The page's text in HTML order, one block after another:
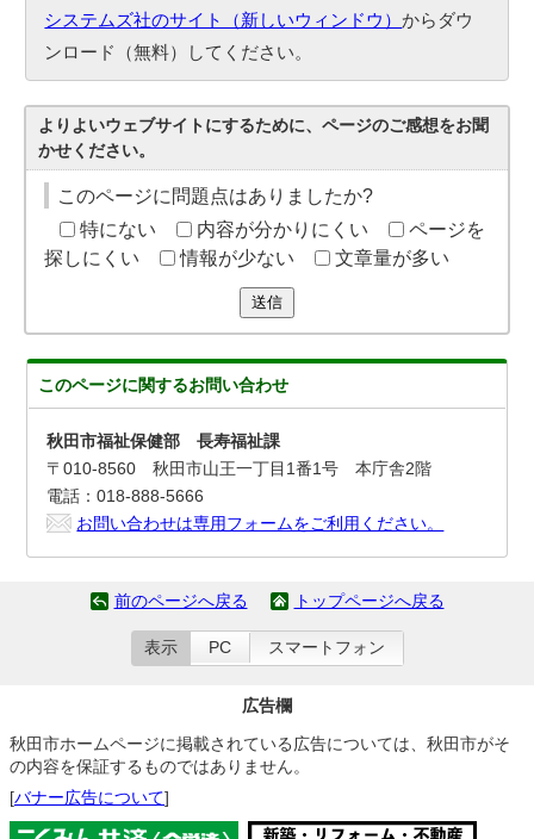
システムズ社のサイト（新しいウィンドウ）からダウ
ンロード（無料）してください。
よりよいウェブサイトにするために、ページのご感想をお聞
かせください。
このページに問題点はありましたか?
特にない
内容が分かりにくい
ページを
探しにくい
情報が少ない 文章量が多い
送信
このページに関するお問い合わせ
秋田市福祉保健部 長寿福祉課
〒010-8560 秋田市山王一丁目1番1号 本庁舎2階
電話：018-888-5666
お問い合わせは専用フォームをご利用ください。
前のページへ戻る トップページへ戻る
表示 PC スマートフォン
広告欄
秋田市ホームページに掲載されている広告については、秋田市がそ
の内容を保証するものではありません。
[バナー広告について]